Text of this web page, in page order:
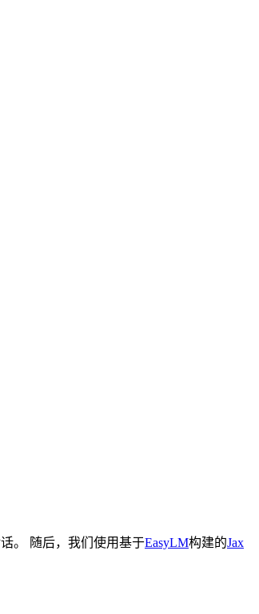
。 随后，我们使用基于EasyLM构建的Jax